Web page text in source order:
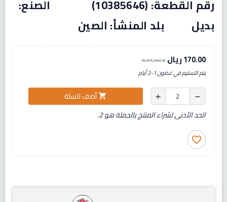
رقم القطعة: (10385646) الصنع:
بديل بلد المنشأ: الصين
170.00 ريال غير شامل للضريبة
يتم التسليم في غضون 1-2 أيام
remove
add
shopping_cartأضف للسلة
الحد الأدنى لشراء المنتج بالجملة هو 2.
favorite_border